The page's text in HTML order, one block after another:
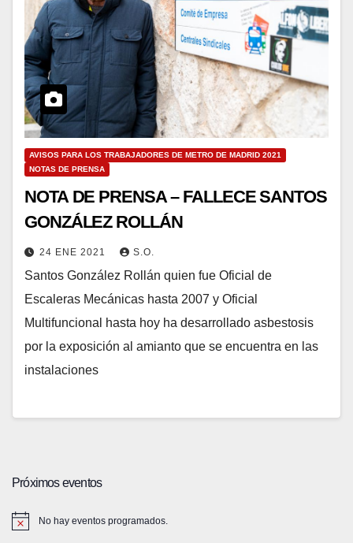
AVISOS PARA LOS TRABAJADORES DE METRO DE MADRID 2021
NOTAS DE PRENSA
NOTA DE PRENSA – FALLECE SANTOS
GONZÁLEZ ROLLÁN
24 ENE 2021 S.O.
Santos González Rollán quien fue Oficial de
Escaleras Mecánicas hasta 2007 y Oficial
Multifuncional hasta hoy ha desarrollado asbestosis
por la exposición al amianto que se encuentra en las
instalaciones
Próximos eventos
No hay eventos programados.